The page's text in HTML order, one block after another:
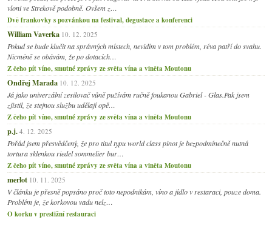
vloni ve Strekově podobně. Ovšem z…
Dvě frankovky s pozvánkou na festival, degustace a konferenci
William Vaverka 10. 12. 2025
Pokud se bude klučit na správných místech, nevidím v tom problém, réva patří do svahu.
Nicméně se obávám, že po dotacích…
Z čeho pít víno, smutné zprávy ze světa vína a viněta Moutonu
Ondřej Marada 10. 12. 2025
Já jako univerzální zesilovač vůně pužívám ručně foukanou Gabriel - Glas.Pak jsem
zjistil, že stejnou službu udělají opě…
Z čeho pít víno, smutné zprávy ze světa vína a viněta Moutonu
p.j. 4. 12. 2025
Pořád jsem přesvědčený, že pro titul typu world class pinot je bezpodmínečně nutná
tortura sklenkou riedel sommelier bur…
Z čeho pít víno, smutné zprávy ze světa vína a viněta Moutonu
merlot 10. 11. 2025
V článku je přesně popsáno proč toto nepodnikám, víno a jídlo v restaraci, pouze doma.
Problém je, že korkovou vadu nelz…
O korku v prestižní restauraci